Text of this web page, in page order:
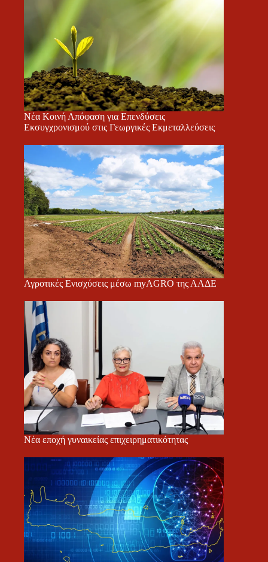
Νέα Κοινή Απόφαση για Επενδύσεις
Εκσυγχρονισμού στις Γεωργικές Εκμεταλλεύσεις
Αγροτικές Ενισχύσεις μέσω myAGRO της ΑΑΔΕ
Νέα εποχή γυναικείας επιχειρηματικότητας